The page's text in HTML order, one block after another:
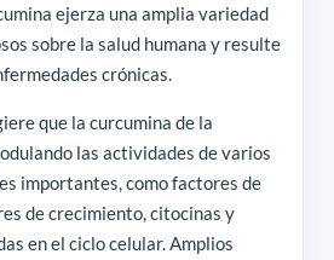
ejerza una amplia variedad
sobre la salud humana y resulte
crónicas.
que la curcumina de la
las actividades de varios
importantes, como factores de
de crecimiento, citocinas y
en el ciclo celular. Amplios